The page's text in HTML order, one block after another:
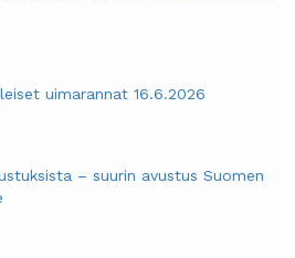
uimarannat 16.6.2026
– suurin avustus Suomen